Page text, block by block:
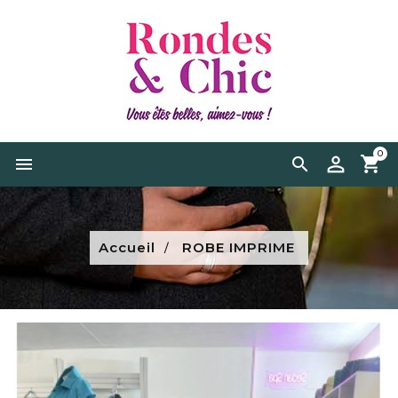


0
Accueil ROBE IMPRIME